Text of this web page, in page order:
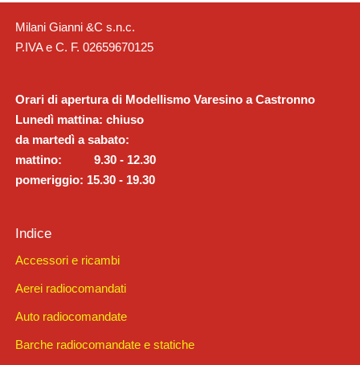
Milani Gianni &C s.n.c.
P.IVA e C. F. 02659670125
Orari di apertura di Modellismo Varesino a Castronno
Lunedì mattina: chiuso
da martedì a sabato:
mattino: 9.30 - 12.30
pomeriggio: 15.30 - 19.30
Indice
Accessori e ricambi
Aerei radiocomandati
Auto radiocomandate
Barche radiocomandate e statiche